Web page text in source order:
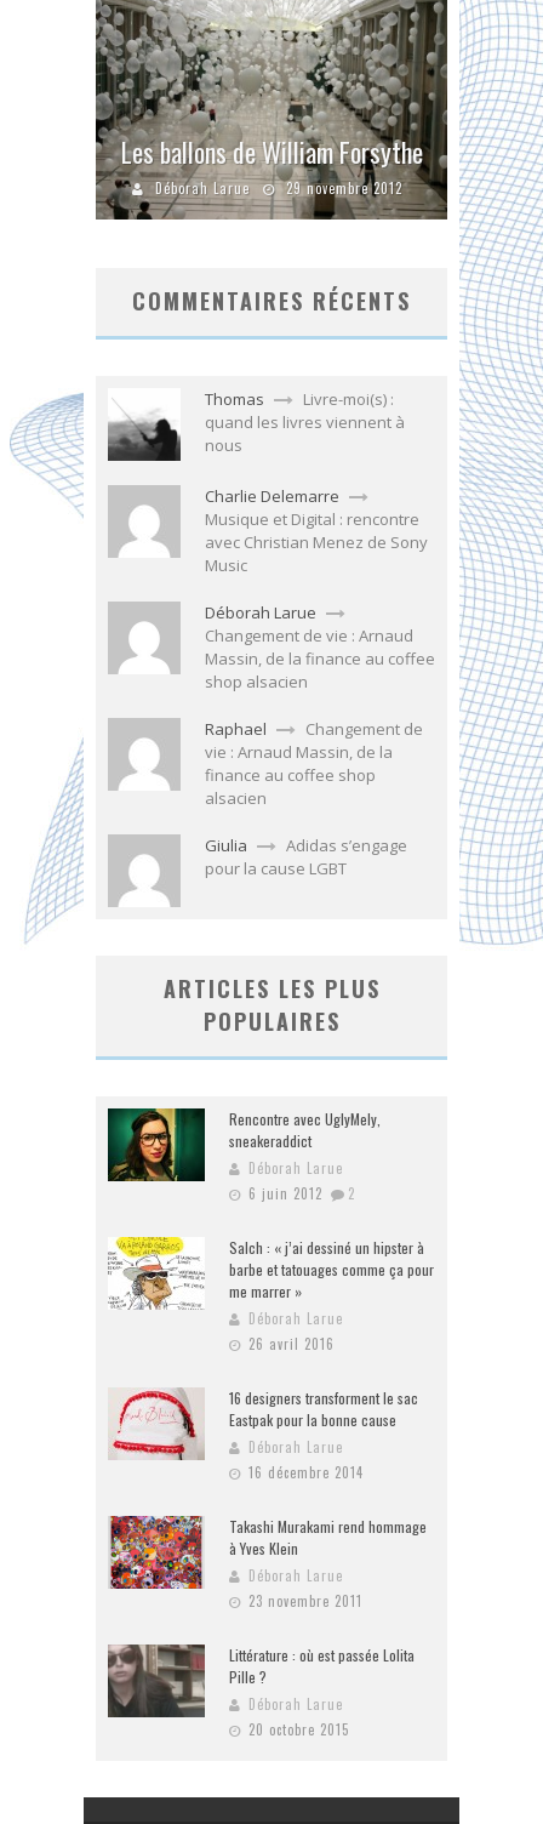
Les ballons de William Forsythe
Déborah Larue 29 novembre 2012
COMMENTAIRES RÉCENTS
Thomas
Livre-moi(s) :
quand les livres viennent à
nous
Charlie Delemarre
Musique et Digital : rencontre
avec Christian Menez de Sony
Music
Déborah Larue
Changement de vie : Arnaud
Massin, de la finance au coffee
shop alsacien
Raphael
Changement de
vie : Arnaud Massin, de la
finance au coffee shop
alsacien
Giulia
Adidas s’engage
pour la cause LGBT
ARTICLES LES PLUS
POPULAIRES
Rencontre avec UglyMely,
sneakeraddict
Déborah Larue
6 juin 2012
2
Salch : « j’ai dessiné un hipster à
barbe et tatouages comme ça pour
me marrer »
Déborah Larue
26 avril 2016
16 designers transforment le sac
Eastpak pour la bonne cause
Déborah Larue
16 décembre 2014
Takashi Murakami rend hommage
à Yves Klein
Déborah Larue
23 novembre 2011
Littérature : où est passée Lolita
Pille ?
Déborah Larue
20 octobre 2015